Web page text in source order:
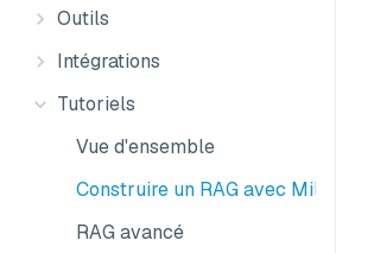
Outils
Intégrations
Tutoriels
Vue d'ensemble
Construire un RAG avec Milvus
RAG avancé